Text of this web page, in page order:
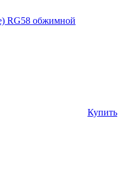
Купить